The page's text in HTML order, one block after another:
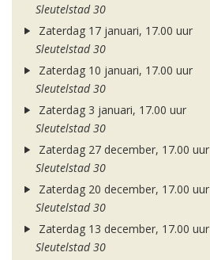
Sleutelstad 30
Zaterdag 17 januari, 17.00 uur
Sleutelstad 30
Zaterdag 10 januari, 17.00 uur
Sleutelstad 30
Zaterdag 3 januari, 17.00 uur
Sleutelstad 30
Zaterdag 27 december, 17.00 uur
Sleutelstad 30
Zaterdag 20 december, 17.00 uur
Sleutelstad 30
Zaterdag 13 december, 17.00 uur
Sleutelstad 30